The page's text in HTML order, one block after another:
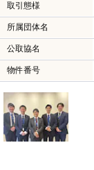
取引態様
所属団体名
公取協名
物件番号